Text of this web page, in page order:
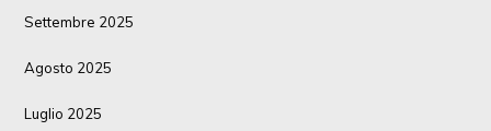
Settembre 2025
Agosto 2025
Luglio 2025